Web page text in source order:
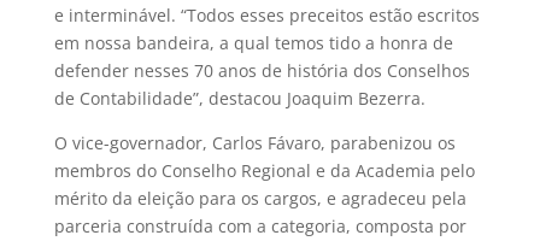
e interminável. “Todos esses preceitos estão escritos
em nossa bandeira, a qual temos tido a honra de
defender nesses 70 anos de história dos Conselhos
de Contabilidade”, destacou Joaquim Bezerra.
O vice-governador, Carlos Fávaro, parabenizou os
membros do Conselho Regional e da Academia pelo
mérito da eleição para os cargos, e agradeceu pela
parceria construída com a categoria, composta por